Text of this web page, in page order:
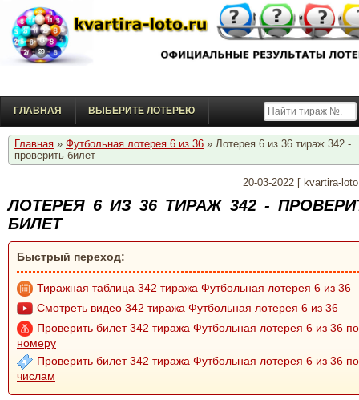
ГЛАВНАЯ ВЫБЕРИТЕ ЛОТЕРЕЮ
Главная » Футбольная лотерея 6 из 36 » Лотерея 6 из 36 тираж 342 -
проверить билет
20-03-2022 kvartira-
ЛОТЕРЕЯ 6 ИЗ 36 ТИРАЖ 342 -
БИЛЕТ
Быстрый переход:
Тиражная таблица 342 тиража Футбольная лотерея 6 из 36
Смотреть видео 342 тиража Футбольная лотерея 6 из 36
Проверить билет 342 тиража Футбольная лотерея 6 из 36 по
номеру
Проверить билет 342 тиража Футбольная лотерея 6 из 36 по
числам